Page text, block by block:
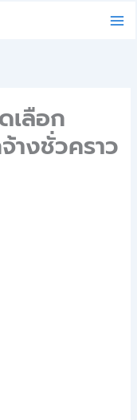
เลือก
างชั่วคราว